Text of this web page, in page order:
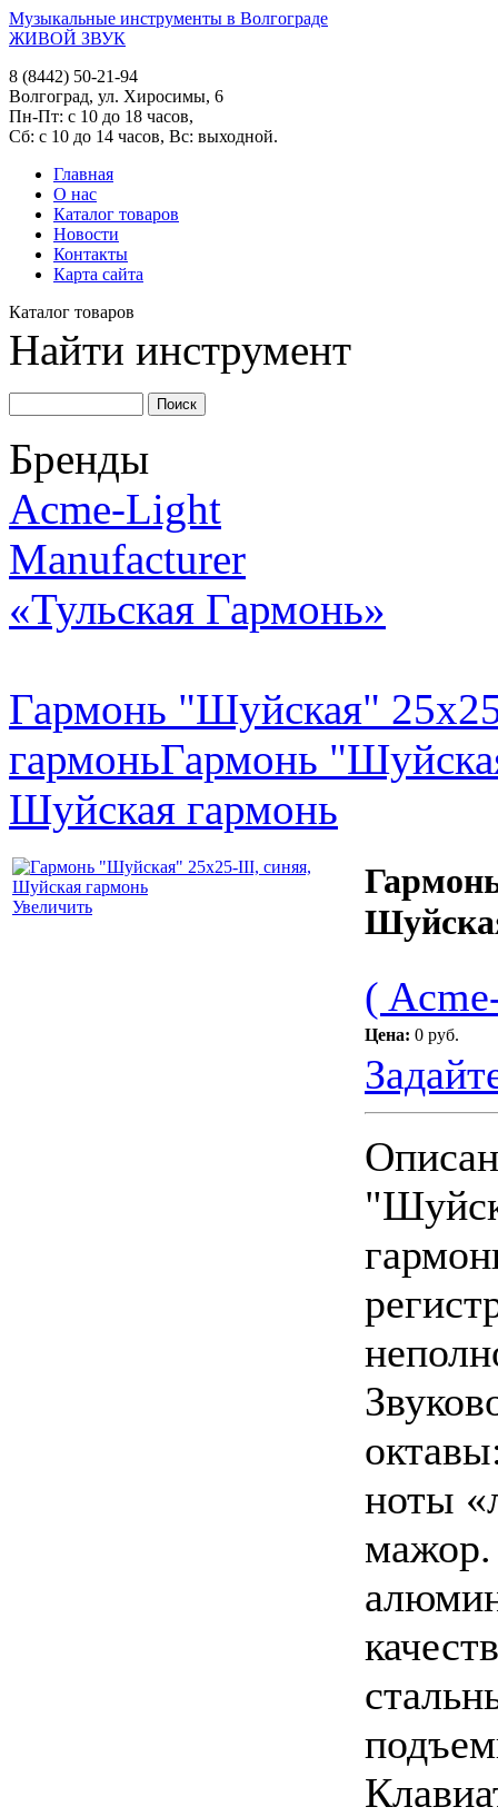
Музыкальные инструменты в Волгограде
ЖИВОЙ ЗВУК
8 (8442) 50-21-94
Волгоград, ул. Хиросимы, 6
Пн-Пт: с 10 до 18 часов,
Сб: с 10 до 14 часов, Вс: выходной.
Главная
О нас
Каталог товаров
Новости
Контакты
Карта сайта
Каталог товаров
Найти инструмент
Бренды
Acme-Light
Manufacturer
«Тульская Гармонь»
Гармонь "Шуйская"
гармоньГармонь
Шуйская гармонь
Увеличить
(
Цена: 0 руб.
ноты
мажор.